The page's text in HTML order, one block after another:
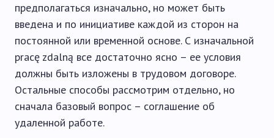
предполагаться изначально, но может быть
введена и по инициативе каждой из сторон на
постоянной или временной основе. С изначальной
pracę zdalną все достаточно ясно – ее условия
должны быть изложены в трудовом договоре.
Остальные способы рассмотрим отдельно, но
сначала базовый вопрос – соглашение об
удаленной работе.